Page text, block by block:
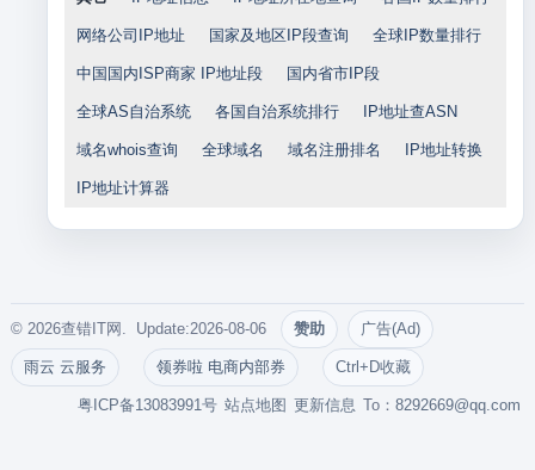
网络公司IP地址 国家及地区IP段查询 全球IP数量排行
中国国内ISP商家 IP地址段 国内省市IP段
全球AS自治系统 各国自治系统排行 IP地址查ASN
域名whois查询 全球域名 域名注册排名 IP地址转换
IP地址计算器
© 2026查错IT网. Update:2026-08-06 赞助 广告(Ad)
雨云 云服务 领券啦 电商内部券 Ctrl+D收藏
To：8292669@qq.com
更新信息
站点地图
粤ICP备13083991号